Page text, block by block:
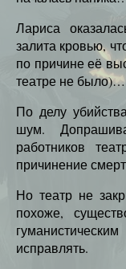
Лариса
залита кровью,
по причине её
театре не было)…
По делу
шум.
работников
причинение
Но театр не
похоже,
исправлять.